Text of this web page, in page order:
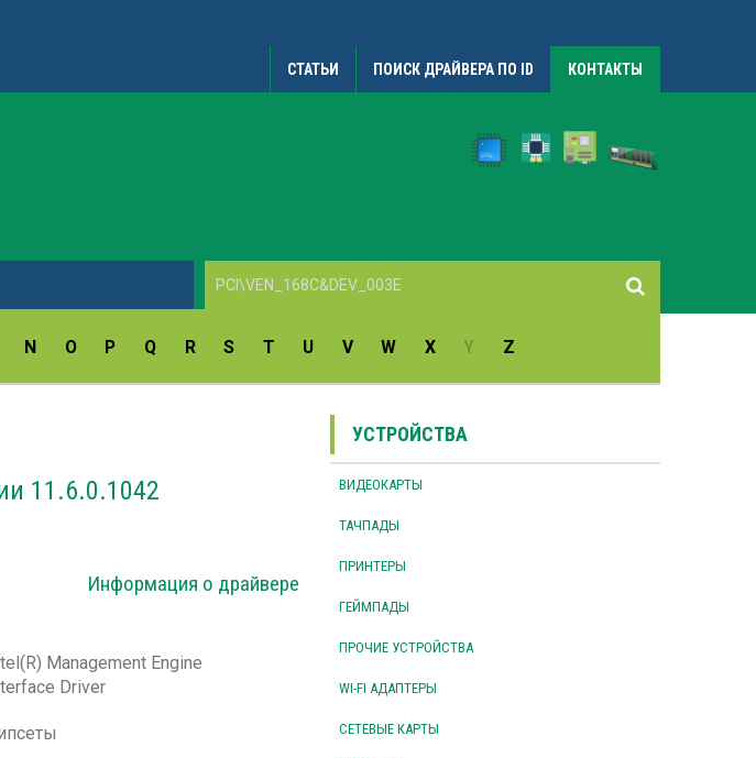
СТАТЬИ ПОИСК ДРАЙВЕРА ПО ID КОНТАКТЫ
N O P Q R S T U V W X Y Z
11.6.0.1042
Информация о драйвере
Management Engine
Driver
УСТРОЙСТВА
ВИДЕОКАРТЫ
ТАЧПАДЫ
ПРИНТЕРЫ
ГЕЙМПАДЫ
ПРОЧИЕ УСТРОЙСТВА
WI-FI АДАПТЕРЫ
СЕТЕВЫЕ КАРТЫ